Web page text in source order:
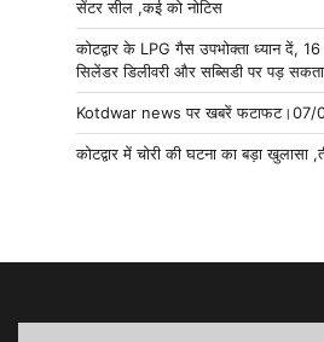
सेंटर सील ,कई को नोटिस
कोटद्वार के LPG गैस उपभोक्ता ध्यान दें,
सिलेंडर डिलीवरी और सब्सिडी पर पड़
Kotdwar news पर खबरें
कोटद्वार में चोरी की घटना का बड़ा खुलासा